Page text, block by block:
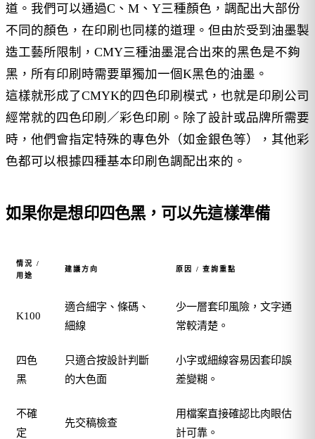
道。我們可以通過C、M、Y三種顏色，調配出大部份
不同的顏色，在印刷也同樣的道理。但由於受到油墨製
造工藝所限制，CMY三種油墨混合出來的黑色是不夠
黑，所有印刷時需要單獨加一個K黑色的油墨。
這樣就形成了CMYK的四色印刷模式，也就是印刷公司
經常就的四色印刷／彩色印刷。除了設計或品牌所需要
時，他們會指定特殊的專色外（如金銀色等），其他彩
色都可以根據四種基本印刷色調配出來的。
如果你是想印四色黑，可以先這樣準備
情況 /
用途
建議方向 原因 / 查詢重點
K100
適合細字、條碼、
細線
少一層套印風險，文字通
常較清楚。
四色
黑
只適合按設計判斷
的大色面
小字或細線容易因套印誤
差變糊。
不確
定
先交稿檢查
用檔案直接確認比肉眼估
計可靠。